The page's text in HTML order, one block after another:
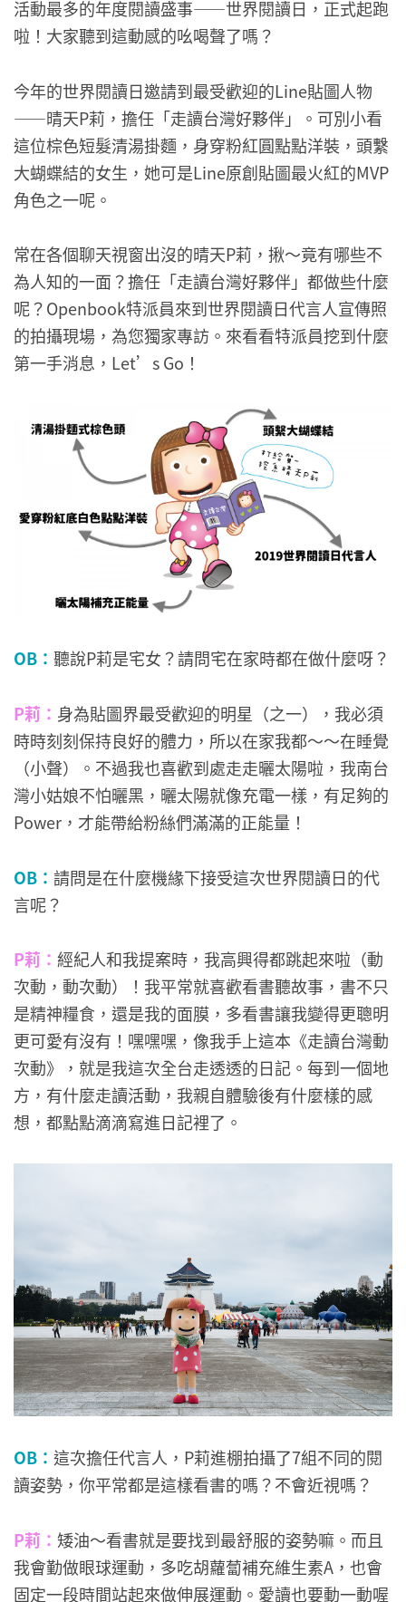
活動最多的年度閱讀盛事——世界閱讀日，正式起跑
啦！大家聽到這動感的吆喝聲了嗎？
今年的世界閱讀日邀請到最受歡迎的Line貼圖人物
——晴天P莉，擔任「走讀台灣好夥伴」。可別小看
這位棕色短髮清湯掛麵，身穿粉紅圓點點洋裝，頭繫
大蝴蝶結的女生，她可是Line原創貼圖最火紅的MVP
角色之一呢。
常在各個聊天視窗出沒的晴天P莉，揪～竟有哪些不
為人知的一面？擔任「走讀台灣好夥伴」都做些什麼
呢？Openbook特派員來到世界閱讀日代言人宣傳照
的拍攝現場，為您獨家專訪。來看看特派員挖到什麼
第一手消息，Let’s Go！
OB： 聽說P莉是宅女？請問宅在家時都在做什麼呀？
P莉： 身為貼圖界最受歡迎的明星（之一），我必須
時時刻刻保持良好的體力，所以在家我都～～在睡覺
（小聲）。不過我也喜歡到處走走曬太陽啦，我南台
灣小姑娘不怕曬黑，曬太陽就像充電一樣，有足夠的
Power，才能帶給粉絲們滿滿的正能量！
OB： 請問是在什麼機緣下接受這次世界閱讀日的代
言呢？
P莉： 經紀人和我提案時，我高興得都跳起來啦（動
次動，動次動）！我平常就喜歡看書聽故事，書不只
是精神糧食，還是我的面膜，多看書讓我變得更聰明
更可愛有沒有！嘿嘿嘿，像我手上這本《走讀台灣動
次動》，就是我這次全台走透透的日記。每到一個地
方，有什麼走讀活動，我親自體驗後有什麼樣的感
想，都點點滴滴寫進日記裡了。
OB： 這次擔任代言人，P莉進棚拍攝了7組不同的閱
讀姿勢，你平常都是這樣看書的嗎？不會近視嗎？
P莉： 矮油～看書就是要找到最舒服的姿勢嘛。而且
我會勤做眼球運動，多吃胡蘿蔔補充維生素A，也會
固定一段時間站起來做伸展運動。愛讀也要動一動喔